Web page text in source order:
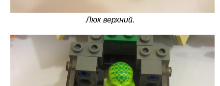
Люк верхний.